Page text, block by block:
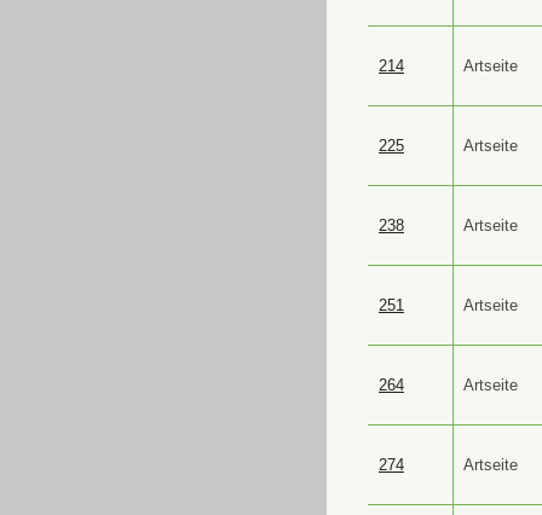
214 Artseite
225 Artseite
238 Artseite
251 Artseite
264 Artseite
274 Artseite